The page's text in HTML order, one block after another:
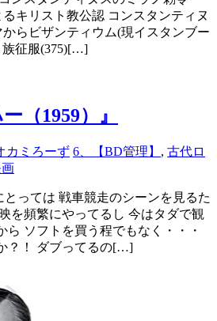
キリスト教公認 コンスタンティヌ
からビザンティウム(現イスタンブー
族征服(375)[…]
（1959）』
カミろーず 6、【BD管理】 , 古代ロ
とっては 戦車競走のシーンを見るた
を頻繁にやってるし 今はタダで観
ら ソフトを買う程でもなく・・・
？！ ダブってるの[…]